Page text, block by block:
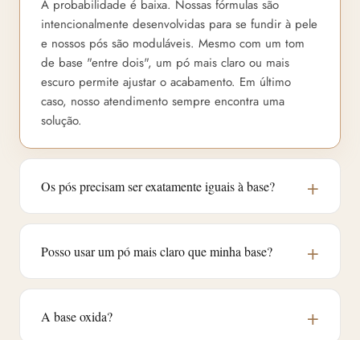
A probabilidade é baixa. Nossas fórmulas são
intencionalmente desenvolvidas para se fundir à pele
e nossos pós são moduláveis. Mesmo com um tom
de base "entre dois", um pó mais claro ou mais
escuro permite ajustar o acabamento. Em último
caso, nosso atendimento sempre encontra uma
solução.
Os pós precisam ser exatamente iguais à base?
Posso usar um pó mais claro que minha base?
A base oxida?